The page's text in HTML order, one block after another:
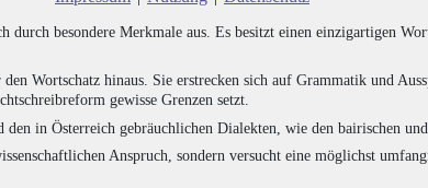
durch besondere Merkmale aus. Es besitzt einen einzigartigen
Wortschatz hinaus. Sie erstrecken sich auf Grammatik und
gewisse Grenzen setzt.
den in Österreich gebräuchlichen Dialekten, wie den bairischen
Anspruch, sondern versucht eine möglichst